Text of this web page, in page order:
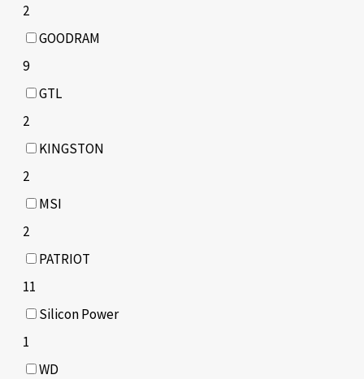
2
GOODRAM
9
GTL
2
KINGSTON
2
MSI
2
PATRIOT
11
Silicon Power
1
WD